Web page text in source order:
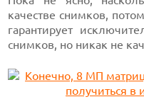
качестве снимков,
гарантирует
снимков, но никак не